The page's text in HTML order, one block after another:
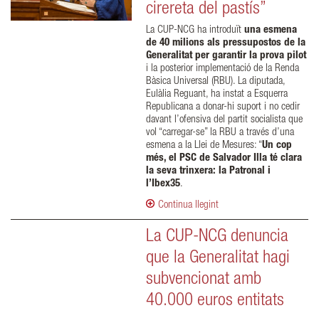
cirereta del pastís”
La CUP-NCG ha introduït una esmena
de 40 milions als pressupostos de la
Generalitat per garantir la prova pilot
i la posterior implementació de la Renda
Bàsica Universal (RBU). La diputada,
Eulàlia Reguant, ha instat a Esquerra
Republicana a donar-hi suport i no cedir
davant l’ofensiva del partit socialista que
vol “carregar-se” la RBU a través d’una
esmena a la Llei de Mesures: “Un cop
més, el PSC de Salvador Illa té clara
la seva trinxera: la Patronal i
l’Ibex35.
Continua llegint
La CUP-NCG denuncia
que la Generalitat hagi
subvencionat amb
40.000 euros entitats